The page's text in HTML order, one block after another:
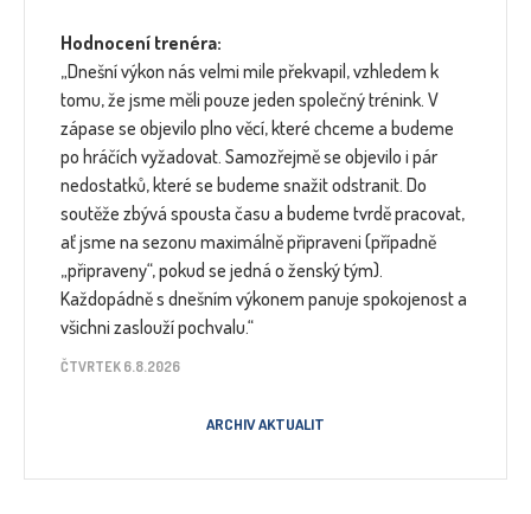
Hodnocení trenéra:
„Dnešní výkon nás velmi mile překvapil, vzhledem k
tomu, že jsme měli pouze jeden společný trénink. V
zápase se objevilo plno věcí, které chceme a budeme
po hráčích vyžadovat. Samozřejmě se objevilo i pár
nedostatků, které se budeme snažit odstranit. Do
soutěže zbývá spousta času a budeme tvrdě pracovat,
ať jsme na sezonu maximálně připraveni (případně
„připraveny“, pokud se jedná o ženský tým).
Každopádně s dnešním výkonem panuje spokojenost a
všichni zaslouží pochvalu.“
ČTVRTEK 6.8.2026
ARCHIV AKTUALIT